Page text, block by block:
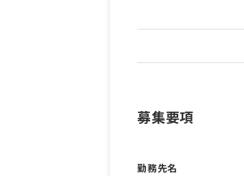
募集要項
勤務先名